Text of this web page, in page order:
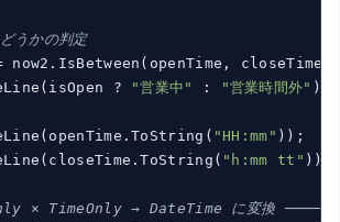
うかの判定
now2.IsBetween(openTime,
?
"営業中" : "営業時間外" );
"HH:mm" ));
"h:mm tt"
× TimeOnly → DateTime に変換 ──────